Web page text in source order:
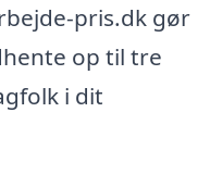
pris.dk gør
op til tre
i dit